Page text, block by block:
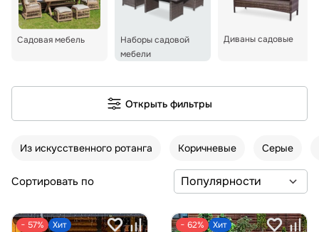
Садовая мебель
Наборы садовой
мебели
Диваны садовые
Открыть фильтры
Из искусственного ротанга Коричневые Серые
Сортировать по
− 57% Хит − 62% Хит